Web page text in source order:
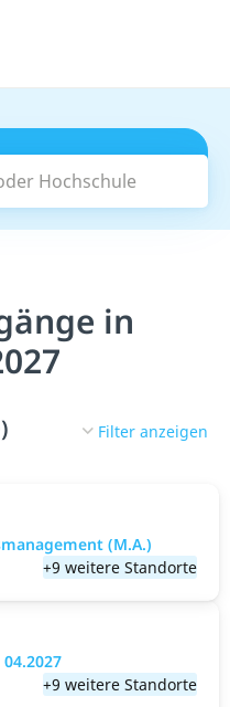
Hochschule
Suchen
in
Filter anzeigen
(M.A.)
+9 weitere Standorte
+9 weitere Standorte